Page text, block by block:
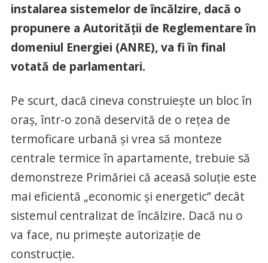
instalarea sistemelor de încălzire, dacă o
propunere a Autorităţii de Reglementare în
domeniul Energiei (ANRE), va fi în final
votată de parlamentari.
Pe scurt, dacă cineva construieşte un bloc în
oraş, într-o zonă deservită de o reţea de
termoficare urbană şi vrea să monteze
centrale termice în apartamente, trebuie să
demonstreze Primăriei că aceasă soluţie este
mai eficientă „economic şi energetic” decât
sistemul centralizat de încălzire. Dacă nu o
va face, nu primeşte autorizaţie de
construcţie.